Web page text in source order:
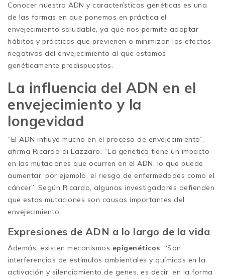
Conocer nuestro ADN y características genéticas es una
de las formas en que ponemos en práctica el
envejecimiento saludable, ya que nos permite adoptar
hábitos y prácticas que previenen o minimizan los efectos
negativos del envejecimiento al que estamos
genéticamente predispuestos.
La influencia del ADN en el
envejecimiento y la
longevidad
“El ADN influye mucho en el proceso de envejecimiento”,
afirma Ricardo di Lazzaro. “La genética tiene un impacto
en las mutaciones que ocurren en el ADN, lo que puede
aumentar, por ejemplo, el riesgo de enfermedades como el
cáncer”. Según Ricardo, algunos investigadores defienden
que estas mutaciones son causas importantes del
envejecimiento.
Expresiones de ADN a lo largo de la vida
Además, existen mecanismos epigenéticos. “Son
interferencias de estímulos ambientales y químicos en la
activación y silenciamiento de genes, es decir, en la forma